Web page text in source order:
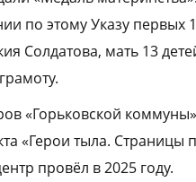
по этому Указу
Солдатова, мать 13
«Горьковской
«Герои тыла. Страницы
провёл в 2025 году.